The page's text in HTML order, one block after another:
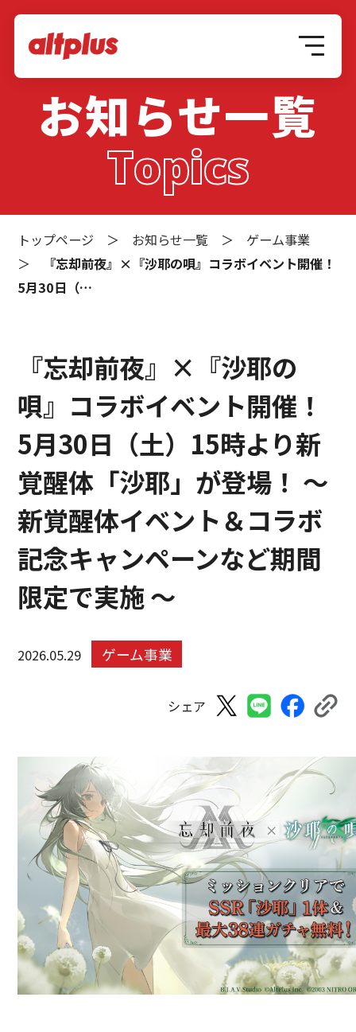
お知らせ一覧
Topics
トップページ ＞ お知らせ一覧 ＞ ゲーム事業
＞
『忘却前夜』×『沙耶の唄』コラボイベント開催！
5月30日（…
『忘却前夜』×『沙耶の
唄』コラボイベント開催！
5月30日（土）15時より新
覚醒体「沙耶」が登場！ 〜
新覚醒体イベント＆コラボ
記念キャンペーンなど期間
限定で実施 ～
2026.05.29 ゲーム事業
シェア